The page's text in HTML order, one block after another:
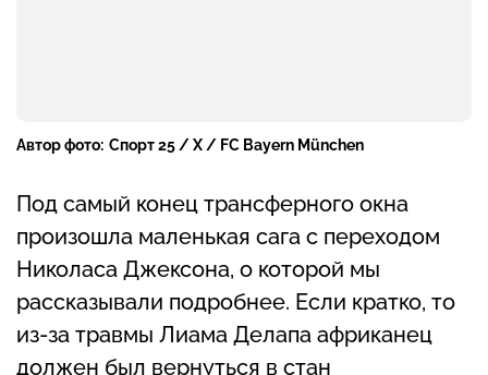
Автор фото: Спорт 25 / X / FC Bayern München
Под самый конец трансферного окна
произошла маленькая сага с переходом
Николаса Джексона, о которой мы
рассказывали подробнее. Если кратко, то
из-за травмы Лиама Делапа африканец
должен был вернуться в стан